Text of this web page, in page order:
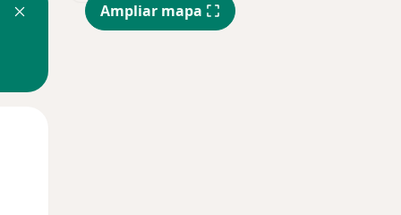
Ampliar mapa